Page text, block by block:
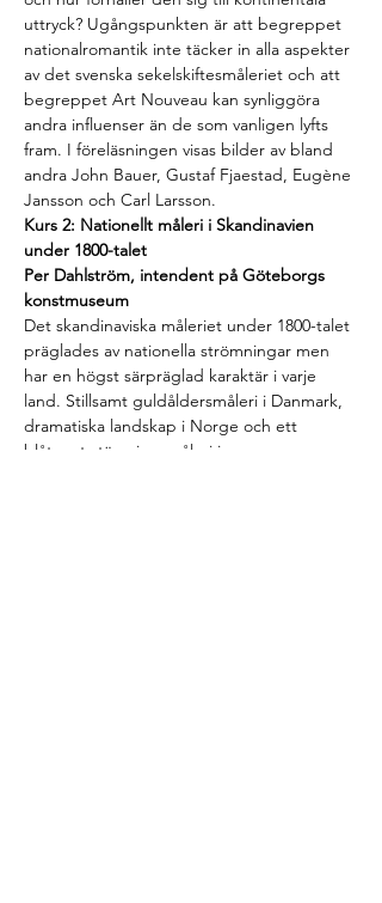
uttryck? Ugångspunkten är att begreppet
nationalromantik inte täcker in alla aspekter
av det svenska sekelskiftesmåleriet och att
begreppet Art Nouveau kan synliggöra
andra influenser än de som vanligen lyfts
fram. I föreläsningen visas bilder av bland
andra John Bauer, Gustaf Fjaestad, Eugène
Jansson och Carl Larsson.
Kurs 2: Nationellt måleri i Skandinavien
under 1800-talet
Per Dahlström, intendent på Göteborgs
konstmuseum
Det skandinaviska måleriet under 1800-talet
präglades av nationella strömningar men
har en högst särpräglad karaktär i varje
land. Stillsamt guldåldersmåleri i Danmark,
dramatiska landskap i Norge och ett
blåtonat stämningsmåleri i…